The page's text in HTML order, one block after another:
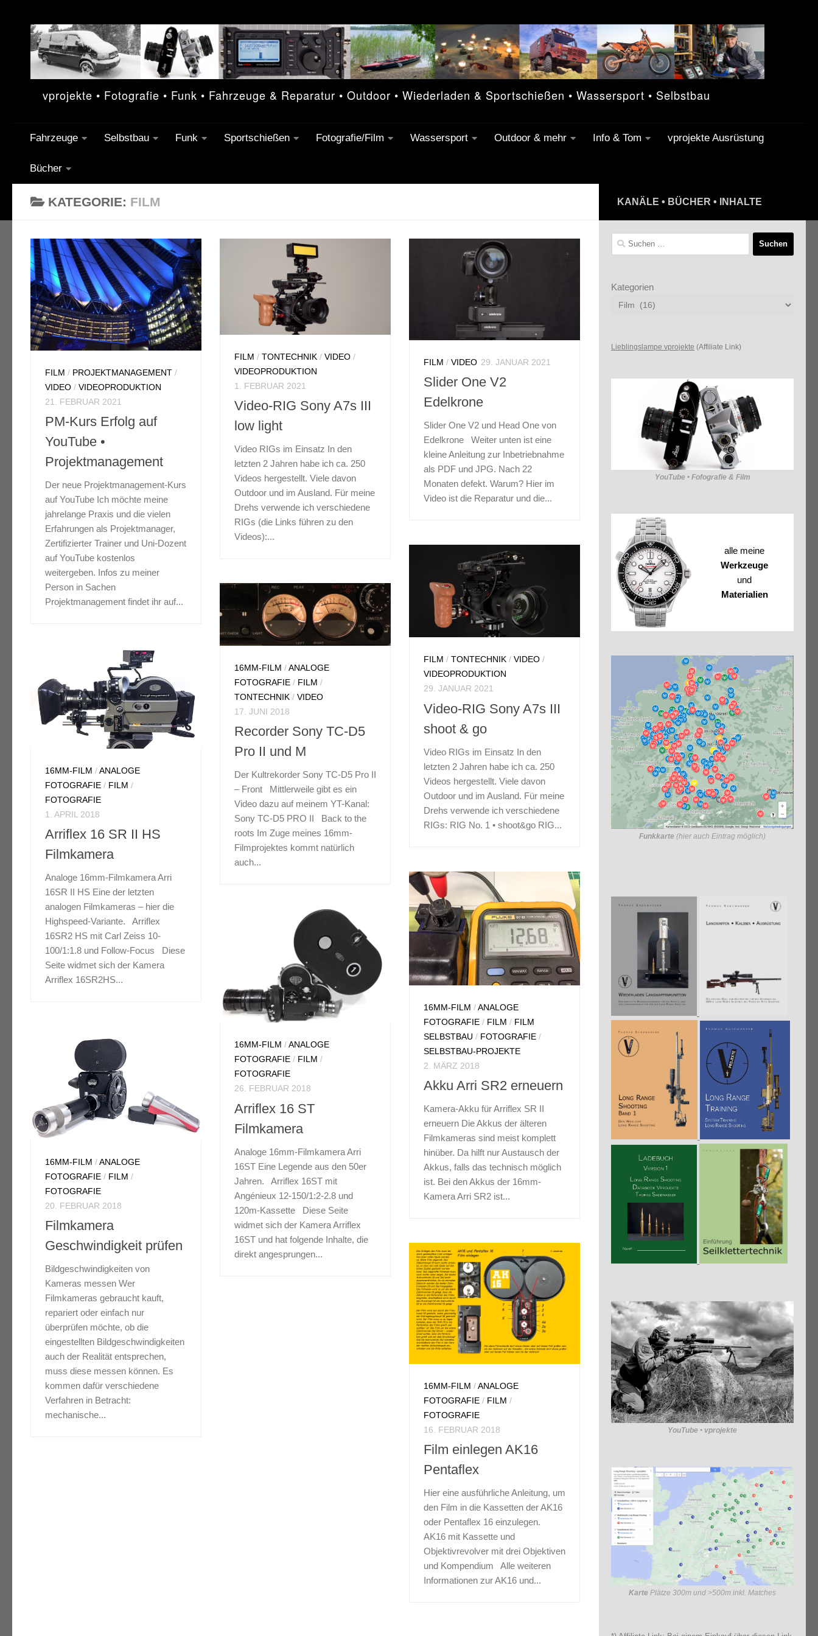
vprojekte • Fotografie • Funk • Fahrzeuge & Reparatur • Outdoor • Wiederladen & Sportschießen • Wassersport • Selbstbau
Fahrzeuge Selbstbau Funk Sportschießen Fotografie/Film Wassersport Outdoor & mehr Info & Tom vprojekte Ausrüstung
Bücher
KATEGORIE: FILM
FILM / PROJEKTMANAGEMENT /
VIDEO / VIDEOPRODUKTION
21. FEBRUAR 2021
PM-Kurs Erfolg auf
YouTube •
Projektmanagement
Der neue Projektmanagement-Kurs
auf YouTube Ich möchte meine
jahrelange Praxis und die vielen
Erfahrungen als Projektmanager,
Zertifizierter Trainer und Uni-Dozent
auf YouTube kostenlos
weitergeben. Infos zu meiner
Person in Sachen
Projektmanagement findet ihr auf...
FILM /TONTECHNIK /VIDEO /
VIDEOPRODUKTION
1. FEBRUAR 2021
Video-RIG Sony A7s III
low light
Video RIGs im Einsatz In den
letzten 2 Jahren habe ich ca. 250
Videos hergestellt. Viele davon
Outdoor und im Ausland. Für meine
Drehs verwende ich verschiedene
RIGs (die Links führen zu den
Videos):...
FILM /VIDEO 29. JANUAR 2021
Slider One V2
Edelkrone
Slider One V2 und Head One von
Edelkrone Weiter unten ist eine
kleine Anleitung zur Inbetriebnahme
als PDF und JPG. Nach 22
Monaten defekt. Warum? Hier im
Video ist die Reparatur und die...
FILM /TONTECHNIK /VIDEO /
VIDEOPRODUKTION
29. JANUAR 2021
Video-RIG Sony A7s III
shoot & go
Video RIGs im Einsatz In den
letzten 2 Jahren habe ich ca. 250
Videos hergestellt. Viele davon
Outdoor und im Ausland. Für meine
Drehs verwende ich verschiedene
RIGs: RIG No. 1 • shoot&go RIG...
16MM-FILM /ANALOGE
FOTOGRAFIE / FILM /
TONTECHNIK /VIDEO
17. JUNI 2018
Recorder Sony TC-D5
Pro II und M
Der Kultrekorder Sony TC-D5 Pro II
– Front Mittlerweile gibt es ein
Video dazu auf meinem YT-Kanal:
Sony TC-D5 PRO II Back to the
roots Im Zuge meines 16mm-
Filmprojektes kommt natürlich
auch...
16MM-FILM /ANALOGE
FOTOGRAFIE / FILM /
FOTOGRAFIE
1. APRIL 2018
Arriflex 16 SR II HS
Filmkamera
Analoge 16mm-Filmkamera Arri
16SR II HS Eine der letzten
analogen Filmkameras – hier die
Highspeed-Variante. Arriflex
16SR2 HS mit Carl Zeiss 10-
100/1:1.8 und Follow-Focus Diese
Seite widmet sich der Kamera
Arriflex 16SR2HS...
16MM-FILM /ANALOGE
FOTOGRAFIE / FILM / FILM
SELBSTBAU / FOTOGRAFIE /
SELBSTBAU-PROJEKTE
2. MÄRZ 2018
Akku Arri SR2 erneuern
Kamera-Akku für Arriflex SR II
erneuern Die Akkus der älteren
Filmkameras sind meist komplett
hinüber. Da hilft nur Austausch der
Akkus, falls das technisch möglich
ist. Bei den Akkus der 16mm-
Kamera Arri SR2 ist...
16MM-FILM /ANALOGE
FOTOGRAFIE / FILM /
FOTOGRAFIE
26. FEBRUAR 2018
Arriflex 16 ST
Filmkamera
Analoge 16mm-Filmkamera Arri
16ST Eine Legende aus den 50er
Jahren. Arriflex 16ST mit
Angénieux 12-150/1:2-2.8 und
120m-Kassette Diese Seite
widmet sich der Kamera Arriflex
16ST und hat folgende Inhalte, die
direkt angesprungen...
16MM-FILM /ANALOGE
FOTOGRAFIE / FILM /
FOTOGRAFIE
20. FEBRUAR 2018
Filmkamera
Geschwindigkeit prüfen
Bildgeschwindigkeiten von
Kameras messen Wer
Filmkameras gebraucht kauft,
repariert oder einfach nur
überprüfen möchte, ob die
eingestellten Bildgeschwindigkeiten
auch der Realität entsprechen,
muss diese messen können. Es
kommen dafür verschiedene
Verfahren in Betracht:
mechanische...
16MM-FILM /ANALOGE
FOTOGRAFIE / FILM /
FOTOGRAFIE
16. FEBRUAR 2018
Film einlegen AK16
Pentaflex
Hier eine ausführliche Anleitung, um
den Film in die Kassetten der AK16
oder Pentaflex 16 einzulegen.
AK16 mit Kassette und
Objektivrevolver mit drei Objektiven
und Kompendium Alle weiteren
Informationen zur AK16 und...
16MM-FILM/ANALOGE
FOTOGRAFIE/FILM/
FOTOGRAFIE
13. FEBRUAR 2018
Pentacon Filmkamera
AK16
Analoge 16mm-Filmkamera
Pentacon AK16 Die beste
16mm-Kamera des Ostblocks
mit außergewöhnlichen
Merkmalen – eine Legende aus
der DDR. AK16 mit Kassette
und Objektivrevolver mit drei
Objektiven Diese Seite widmet
sich der Kamera...
16MM-FILM/ANALOGE
FOTOGRAFIE/FILM
SELBSTBAU/FOTOGRAFIE/
SELBSTBAU-PROJEKTE
8. FEBRUAR 2018
Filmkamera AK 16
Belederung erneuern
Belederung Analoge 16mm-
Filmkamera Pentacon AK16 Die
Filmkamera AK 16 ist hier
beschrieben. die Ausgangslage
Ausgangslage Meine AK 16 hat
einen Fallschaden und benötigt
eine...
16MM-FILM/ ANALOGE
FOTOGRAFIE/FILM
FOTOGRAFIE/HANDWERK
SELBSTBAU /SELBSTBAU-
/ WERKZEUG
SELBSTBAU
Schmieren von
Kameras • Öle und
Fette
Öle und Fette in der
Welches Schmiermittel soll
Bei der Reparatur von alten
16MM-FILM/ANALOGE
FOTOGRAFIE/FILM /FILM
SELBSTBAU/FOTOGRAFIE/
2. FEBRUAR 2018
Filmkamera AK 16
Motor reparieren
Analoge 16mm-Filmkamera
AK16 mit einstellbarer Drehzahl
Was ist defekt? Ein Motor der
AK 16 hat das Problem, dass er
16MM-FILM/ANALOGE
FOTOGRAFIE/FILM /FILM
SELBSTBAU/FOTOGRAFIE
SELBSTBAU-PROJEKTE
22. DEZEMBER 2017
Arri
Wer noch mit 16mm-Film zu tun
hat, der wird neue und alte Filme
kleben müssen – entweder im
Nassverfahren oder halt trocken.
Beim Nasskleben ist der Kleber
ja nicht ganz unbedenklich und
daher werden...
ANALOGE FOTOGRAFIE/
DIGITALE FOTOGRAFIE
FOTOGRAFIE / FOTOLABOR
VIDEO
30. JANUAR 2017
Gossen Profisix
Der empfindlichste
Belichtungsmesser Gossen
Profisix Belichtungsmesser der
Firma Gossen Auch heute ist der
Profisix noch sein Geld wert. Die
Messung per Nulleinstellung ist
einfach, schnell und die
analogen Anzeigen sind oft
besser als...
KANÄLE • BÜCHER • INHALTE
Suchen
nach:
Kategorien
Lieblingslampe vprojekte (Affiliate Link)
YouTube • Fofografie & Film
alle meine
Werkzeuge
und
Materialien
Funkkarte (hier auch Eintrag möglich)
YouTube • vprojekte
Karte Plätze 300m und >500m inkl. Matches